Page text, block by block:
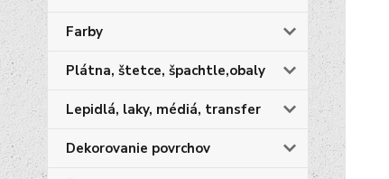
Farby
Plátna, štetce, špachtle,obaly
Lepidlá, laky, médiá, transfer
Dekorovanie povrchov